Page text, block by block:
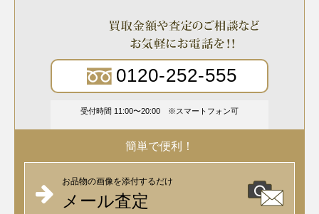
0120-252-555
受付時間 11:00〜20:00 スマートフォン可
簡単で便利！
お品物の画像を添付するだけ
メール査定